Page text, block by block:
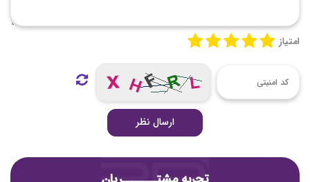
امتیاز
ارسال نظر